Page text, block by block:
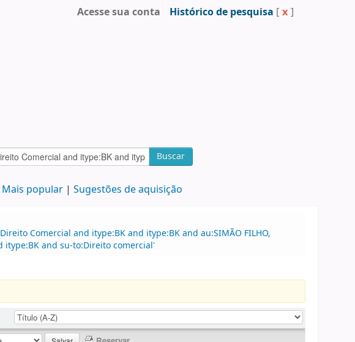
Acesse sua conta Histórico de pesquisa [ x ]
Buscar
Mais popular Sugestões de aquisição
Comercial and itype:BK and itype:BK and au:SIMÃO FILHO,
itype:BK and su-to:Direito comercial'